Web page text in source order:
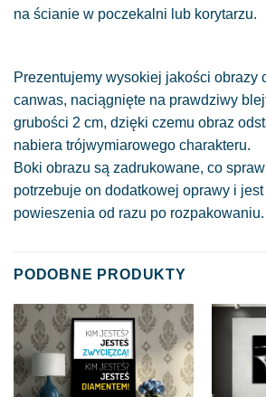
na ścianie w poczekalni lub korytarzu.
Prezentujemy wysokiej jakości obrazy
canwas, naciągnięte na prawdziwy
grubości 2 cm, dzięki czemu obraz
nabiera trójwymiarowego charakteru.
Boki obrazu są zadrukowane, co
potrzebuje on dodatkowej oprawy i
powieszenia od razu po rozpakowaniu.
PODOBNE PRODUKTY